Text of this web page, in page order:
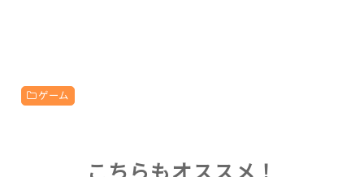
ゲーム
こちらもオススメ！